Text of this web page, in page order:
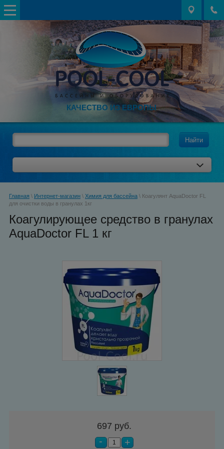
КАЧЕСТВО ИЗ ЕВРОПЫ
Найти
Главная \ Интернет-магазин \ Химия для бассейна \ Коагулянт AquaDoctor FL
для очистки воды в гранулах 1кг
Коагулирующее средство в гранулах
AquaDoctor FL 1 кг
- +
697 руб.